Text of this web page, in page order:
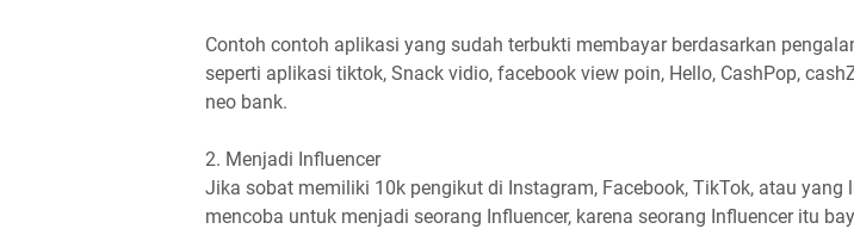
Contoh contoh aplikasi yang sudah terbukti membayar berdasarkan
seperti aplikasi tiktok, Snack vidio, facebook view poin, Hello, CashPop,
neo bank.
2. Menjadi Influencer
Jika sobat memiliki 10k pengikut di Instagram, Facebook, TikTok, atau yang
mencoba untuk menjadi seorang Influencer, karena seorang Influencer itu